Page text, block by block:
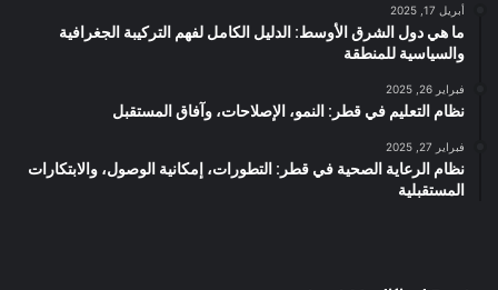
أبريل 17, 2025
ما هي دول الشرق الأوسط: الدليل الكامل لفهم التركيبة الجغرافية
والسياسية للمنطقة
فبراير 26, 2025
نظام التعليم في قطر: النمو، الإصلاحات، وآفاق المستقبل
فبراير 27, 2025
نظام الرعاية الصحية في قطر: التطورات، إمكانية الوصول، والابتكارات
المستقبلية